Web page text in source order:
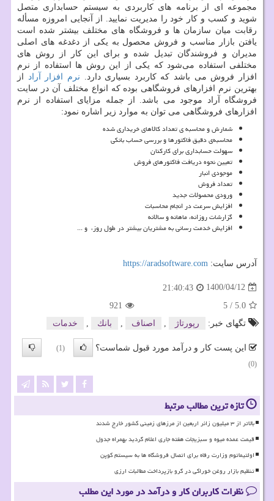
مجموعه ای از برنامه های کاربردی به سیستم حسابداری متصل
شوید و کسب و کار خود را مدیریت نمایید. از آنجایی امروزه مسأله
رقابت میان سازمان ها و فروشگاه های مختلف بیشتر شده است
یافتن بازار مناسب و فروش محصول به یکی از دغدغه های اصلی
مدیران و فروشندگان تبدیل شده و برای این کار از روش های
مختلفی استفاده می‌شود که یکی از این روش ها استفاده از نرم
افزار فروش می باشد که کاربرد بسیاری دارد. نرم افزار آراد از
بهترین نرم افزارهای فروشگاهی بوده که انواع مختلف آن در سایت
فروشگاه آراد موجود می باشد. از جمله مزایای استفاده از نرم
افزارهای فروشگاهی می توان به موارد زیر اشاره نمود:
شمارش و محاسبه ی تعداد کالاهای خریداری شده
محاسبه‌ی دقیق فاکتورها و بررسی حساب بانکی
سهولت حسابداری برای کارکنان
تعیین نحوه دریافت فاکتورهای فروش
موجودی انبار
تعداد فروش
ورودی محصولات جدید
افزایش سرعت در انجام محاسبات
گزارشات روزانه، ماهانه و سالانه
افزایش خدمت رسانی به مشتریان بیشتر در طول روز، و ...
آدرس سایت: https://aradsoftware.com
1400/04/12
21:40:43
5.0
/
5
921
تگهای خبر:
رپورتاژ , اصناف , بانك , خدمات
این پست کار و درآمد مورد قبول شماست؟
(1)
(0)
تازه ترین مطالب مرتبط
بالاتر از ۳ میلیون زائر اربعین از مرزهای زمینی کشور خارج شدند
قیمت عمده میوه و سبزیجات هفته جاری اعلام گردید بهمراه جدول
اولتیماتوم وزارت رفاه برای اتصال فروشگاه ها به سیستم کوپن
تنظیم بازار روغن خوراکی در گرو بازپرداخت مطالبات ارزی
نظرات کاربران کار و درآمد در مورد این مطلب